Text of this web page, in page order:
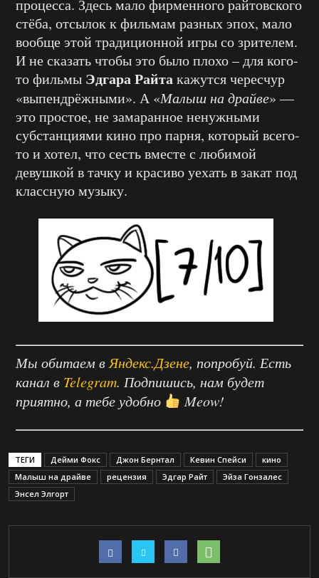
процесса. Здесь мало фирменного райтовского
стёба, отсылок к фильмам разных эпох, мало
вообще этой традиционной игры со зрителем.
И не сказать чтобы это было плохо – для кого-
то фильмы Эдгара Райтакажутся чересчур
«выпендрёжными». А «Малыш на драйве» —
это простое, не замаранное ненужными
субстанциями кино про парня, который всего-
то и хотел, что сесть вместе с любимой
девушкой в тачку и красиво уехать в закат под
классную музыку.
Мы обитаем в Яндекс.Дзене, попробуй. Есть
канал в Telegram. Подпишись, нам будет
приятно, а тебе удобно
Meow!
ТЕГИ Дейми Фокс Джон Бернтал Кевин Спейси
кино
Малыш на драйве
рецензия Эдгар Райт
Эйза Гонзалес
Энсел Элгорт